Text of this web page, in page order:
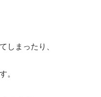
しまったり、
。